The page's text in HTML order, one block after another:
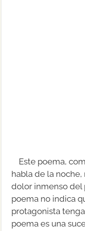
Este poema,
habla de la
dolor inmenso del
poema no indica
protagonista
poema es una